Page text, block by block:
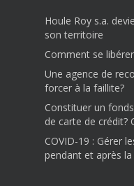
Houle Roy s.a.
son territoire
Comment se
Une agence de
forcer à la faillite?
Constituer un
de carte de crédit?
COVID-19 : Gérer
pendant et après la